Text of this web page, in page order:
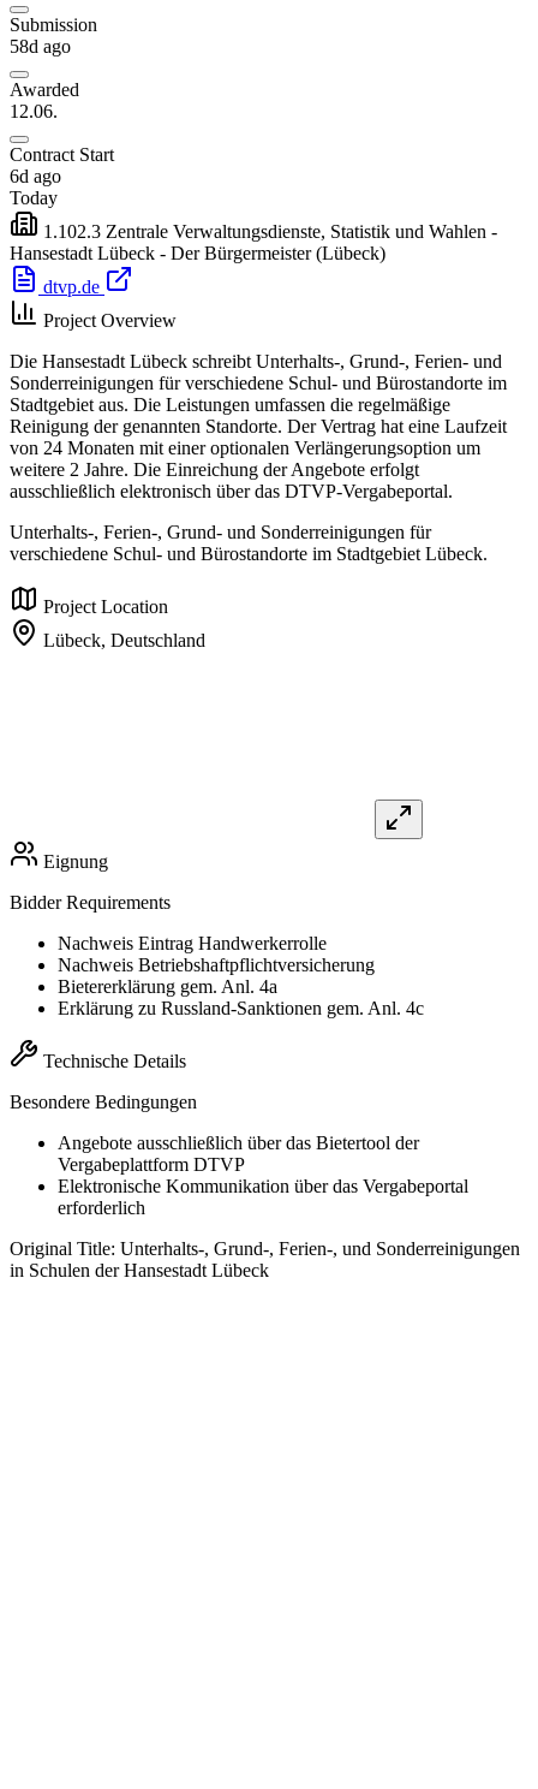
Submission
58d ago
Awarded
12.06.
Contract Start
6d ago
Today
1.102.3 Zentrale Verwaltungsdienste, Statistik und Wahlen -
Hansestadt Lübeck - Der Bürgermeister (Lübeck)
dtvp.de
Project Overview
Die Hansestadt Lübeck schreibt Unterhalts-, Grund-, Ferien- und
Sonderreinigungen für verschiedene Schul- und Bürostandorte im
Stadtgebiet aus. Die Leistungen umfassen die regelmäßige
Reinigung der genannten Standorte. Der Vertrag hat eine Laufzeit
von 24 Monaten mit einer optionalen Verlängerungsoption um
weitere 2 Jahre. Die Einreichung der Angebote erfolgt
ausschließlich elektronisch über das DTVP-Vergabeportal.
Unterhalts-, Ferien-, Grund- und Sonderreinigungen für
verschiedene Schul- und Bürostandorte im Stadtgebiet Lübeck.
Project Location
Lübeck, Deutschland
Eignung
Bidder Requirements
Nachweis Eintrag Handwerkerrolle
Nachweis Betriebshaftpflichtversicherung
Bietererklärung gem. Anl. 4a
Erklärung zu Russland-Sanktionen gem. Anl. 4c
Technische Details
Besondere Bedingungen
Angebote ausschließlich über das Bietertool der
Vergabeplattform DTVP
Elektronische Kommunikation über das Vergabeportal
erforderlich
Original Title: Unterhalts-, Grund-, Ferien-, und Sonderreinigungen
in Schulen der Hansestadt Lübeck